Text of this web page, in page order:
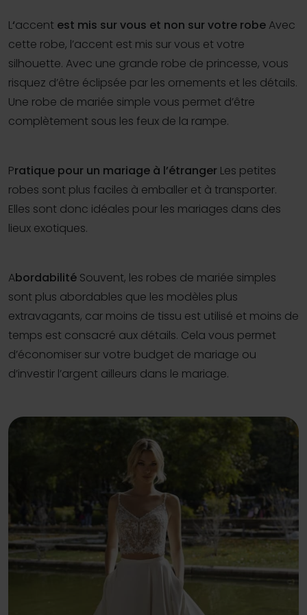
L‘accent est mis sur vous et non sur votre robe Avec
cette robe, l’accent est mis sur vous et votre
silhouette. Avec une grande robe de princesse, vous
risquez d’être éclipsée par les ornements et les détails.
Une robe de mariée simple vous permet d’être
complètement sous les feux de la rampe.
Pratique pour un mariage à l’étranger Les petites
robes sont plus faciles à emballer et à transporter.
Elles sont donc idéales pour les mariages dans des
lieux exotiques.
Abordabilité Souvent, les robes de mariée simples
sont plus abordables que les modèles plus
extravagants, car moins de tissu est utilisé et moins de
temps est consacré aux détails. Cela vous permet
d’économiser sur votre budget de mariage ou
d’investir l’argent ailleurs dans le mariage.